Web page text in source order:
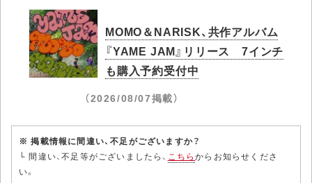
MOMO＆NARISK、共作アルバム
『YAME JAM』リリース 7インチ
も購入予約受付中
（2026/08/07掲載）
※ 掲載情報に間違い、不足がございますか？
└ 間違い、不足等がございましたら、 こちらからお知らせくださ
い。